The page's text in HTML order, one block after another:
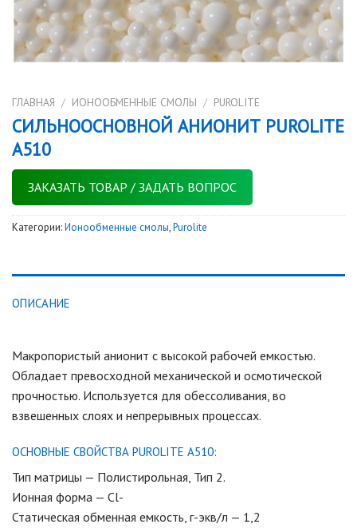
ГЛАВНАЯ / ИОНООБМЕННЫЕ СМОЛЫ / PUROLITE
СИЛЬНООСНОВНОЙ АНИОНИТ PUROLITE
A510
ЗАКАЗАТЬ ТОВАР / ЗАДАТЬ ВОПРОС
Категории:Ионообменные смолы,Purolite
ОПИСАНИЕ
Макропористый анионит с высокой рабочей емкостью.
Обладает превосходной механической и осмотической
прочностью. Используется для обессоливания, во
взвешенных слоях и непрерывных процессах.
ОСНОВНЫЕ СВОЙСТВА PUROLITE A510:
Тип матрицы — Полистирольная, Тип 2.
Ионная форма — Cl-
Статическая обменная емкость, г-экв/л — 1,2